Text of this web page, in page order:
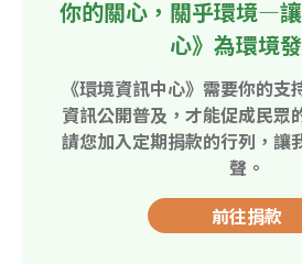
你的關心，關乎環境—
心》為環境
《環境資訊中心》需要你的支
資訊公開普及，才能促成民眾
請您加入定期捐款的行列，讓
聲。
前往捐款